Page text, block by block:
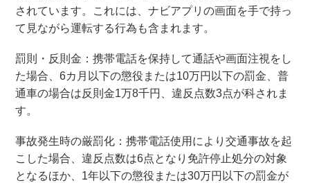
されています。これには、ナビアプリの画面を手で持っ
て見ながら運転する行為も含まれます。
罰則・反則金：携帯電話を保持して通話や画面注視をし
た場合、6カ月以下の懲役または10万円以下の罰金、普
通車の場合は反則金1万8千円、違反点数3点が科されま
す。
事故発生時の厳罰化：携帯電話使用により交通事故を起
こした場合、違反点数は6点となり免許停止処分の対象
となるほか、1年以下の懲役または30万円以下の罰金が